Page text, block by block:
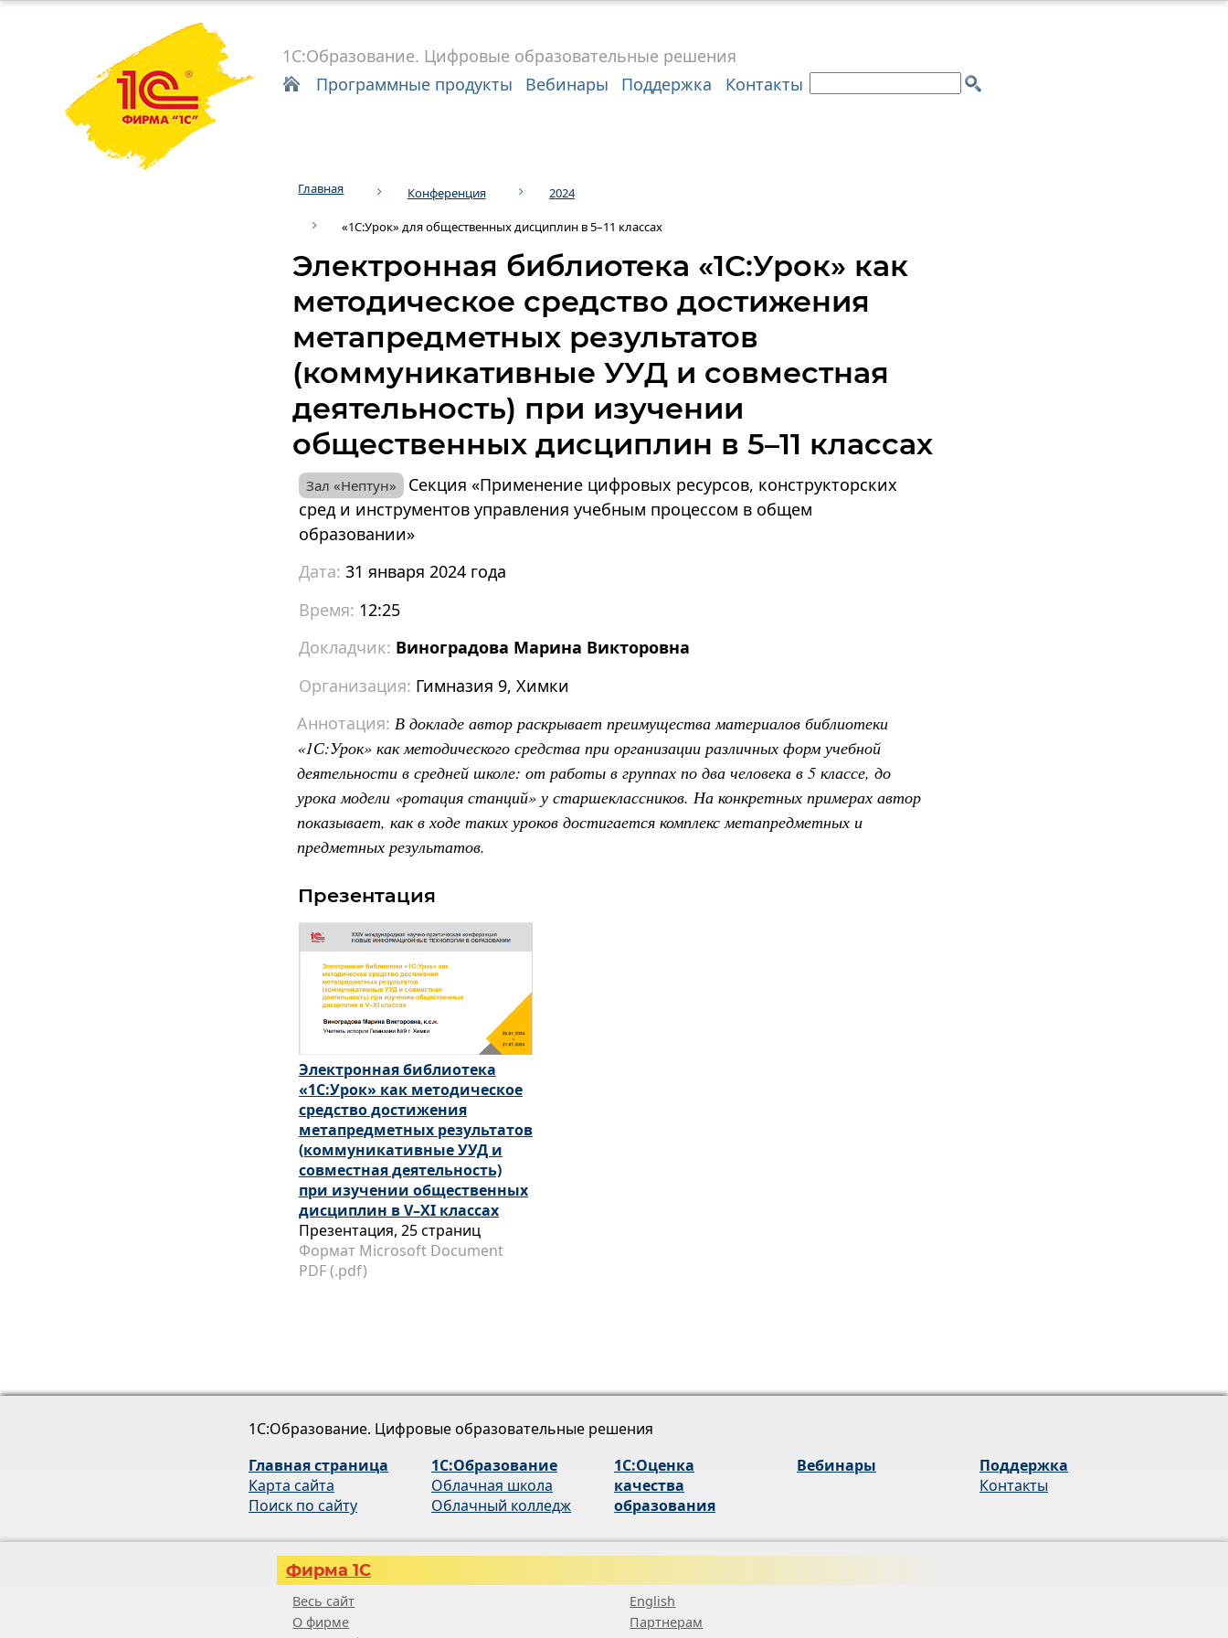
1С:Образование. Цифровые образовательные решения
Программные продукты
Вебинары Поддержка Контакты
Главная Конференция 2024
«1С:Урок» для общественных дисциплин в 5–11 классах
Электронная библиотека «1С:Урок» как
методическое средство достижения
метапредметных результатов
(коммуникативные УУД и совместная
деятельность) при изучении
общественных дисциплин в 5–11 классах
Секция «Применение цифровых ресурсов, конструкторских
сред и инструментов управления учебным процессом в общем
образовании»
31 января 2024 года
12:25
Виноградова Марина Викторовна
Гимназия 9, Химки
В докладе автор раскрывает преимущества материалов библиотеки
«1С:Урок» как методического средства при организации различных форм учебной
деятельности в средней школе: от работы в группах по два человека в 5 классе, до
урока модели «ротация станций» у старшеклассников. На конкретных примерах автор
показывает, как в ходе таких уроков достигается комплекс метапредметных и
предметных результатов.
Презентация
Электронная библиотека
«1С:Урок» как методическое
средство достижения
метапредметных результатов
(коммуникативные УУД и
совместная деятельность)
при изучении общественных
дисциплин в V–XI классах
Презентация, 25 страниц
Формат Microsoft Document
PDF (.pdf)
1С:Образование. Цифровые образовательные решения
Главная страница
Карта сайта
Поиск по сайту
1С:Образование
Облачная школа
Облачный колледж
1С:Оценка
качества
образования
Вебинары
Поддержка
Контакты
Фирма 1С
Весь сайт
О фирме
English
Партнерам